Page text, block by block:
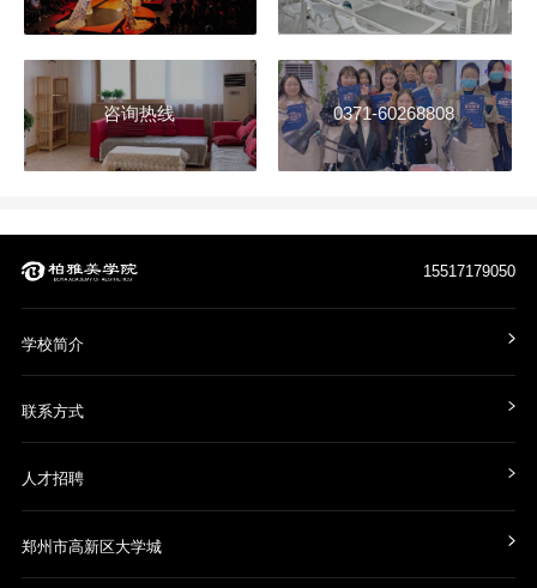
咨询热线 0371-60268808
15517179050
学校简介
联系方式
人才招聘
郑州市高新区大学城